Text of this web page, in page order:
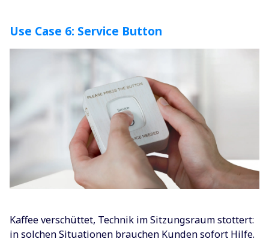
Use Case 6: Service Button
Kaffee verschüttet, Technik im Sitzungsraum stottert:
in solchen Situationen brauchen Kunden sofort Hilfe.